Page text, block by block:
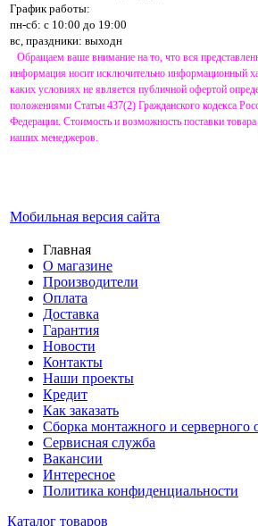
График работы:
пн-сб: с 10:00 до 19:00
вс, праздники: выходн
Обращаем ваше внимание на то, что вся
информация носит исключительно информационный
каких условиях не является публичной офертой
положениями Статьи 437(2) Гражданского кодекса
Федерации. Стоимость и возможность поставки
наших менеджеров.
Мобильная версия сайта
Главная
О магазине
Производители
Оплата
Доставка
Гарантия
Новости
Контакты
Наши проекты
Кредит
Как заказать
Сборка монтажного и серверного
Сервисная служба
Вакансии
Интересное
Политика конфиденциальности
Каталог товаров